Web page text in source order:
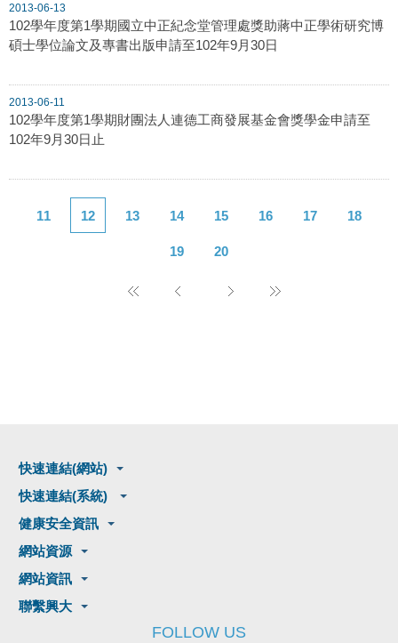
2013-06-13
102學年度第1學期國立中正紀念堂管理處獎助蔣中正學術研究博
碩士學位論文及專書出版申請至102年9月30日
2013-06-11
102學年度第1學期財團法人連德工商發展基金會獎學金申請至
102年9月30日止
11 12 13 14 15 16 17 18
19 20
快速連結(網站)
快速連結(系統)
健康安全資訊
網站資源
網站資訊
聯繫興大
FOLLOW US